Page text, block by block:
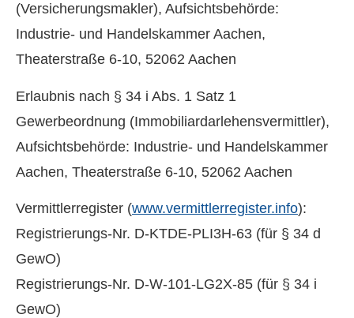
(Ver­sicherungs­makler), Aufsichtsbehörde:
Industrie- und Handelskammer Aachen,
Theaterstraße 6-10, 52062 Aachen
Erlaubnis nach § 34 i Abs. 1 Satz 1
Gewerbeordnung (Immobiliardarlehensvermittler),
Aufsichtsbehörde: Industrie- und Handelskammer
Aachen, Theaterstraße 6-10, 52062 Aachen
Vermittlerregister (www.vermittlerregister.info):
Registrierungs-Nr. D-KTDE-PLI3H-63 (für § 34 d
GewO)
Registrierungs-Nr. D-W-101-LG2X-85 (für § 34 i
GewO)